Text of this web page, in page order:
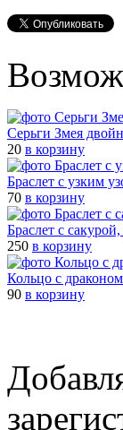
Серьги Змея
20 в корзину
Браслет с узким
70 в корзину
Браслет с
250 в корзину
Кольцо с
90 в корзину